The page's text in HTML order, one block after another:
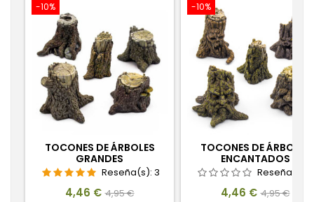
-10%
TOCONES DE ÁRBOLES
GRANDES
Reseña(s): 3
Precio
4,46 € Precio
4,95 €
-10%
TOCONES DE ÁRBOLES
ENCANTADOS
Reseña(s):
Precio
4,46 € Precio
4,95 €